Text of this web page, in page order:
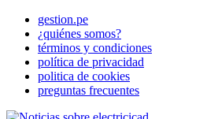
gestion.pe
¿quiénes somos?
términos y condiciones
política de privacidad
politica de cookies
preguntas frecuentes